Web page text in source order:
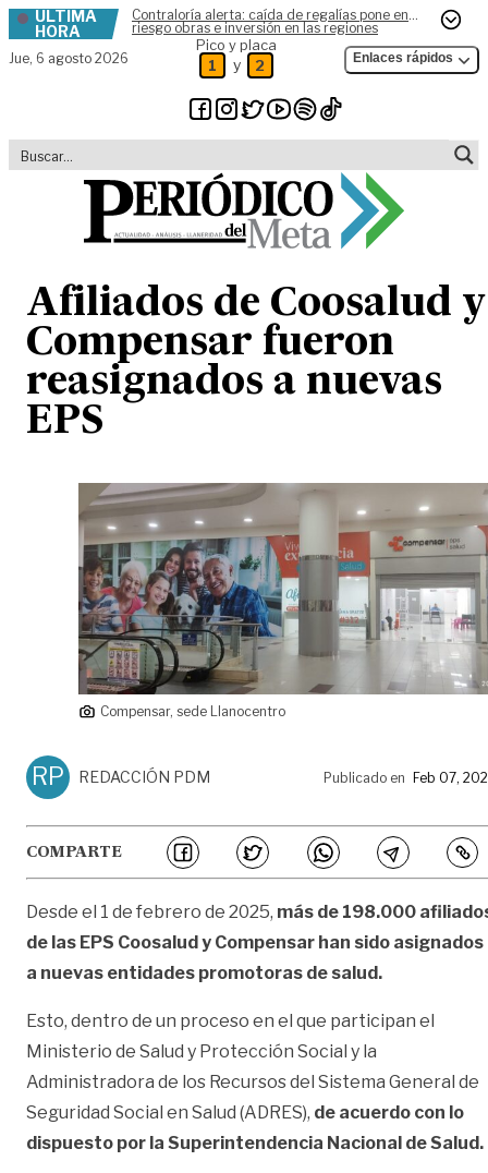
Skip to content
ÚLTIMA
HORA
Contraloría alerta: caída de regalías pone en
riesgo obras e inversión en las regiones
Jue, 6 agosto 2026
Pico y placa
1 y 2 Enlaces rápidos
Afiliados de Coosalud y
Compensar fueron
reasignados a nuevas
EPS
Compensar, sede Llanocentro
RP REDACCIÓN PDM Publicado en Feb 07,
COMPARTE
Desde el 1 de febrero de 2025, más de 198.000
de las EPS Coosalud y Compensar han sido asignados
a nuevas entidades promotoras de salud.
Esto, dentro de un proceso en el que participan el
Ministerio de Salud y Protección Social y la
Administradora de los Recursos del Sistema General de
Seguridad Social en Salud (ADRES), de acuerdo con lo
dispuesto por la Superintendencia Nacional de Salud.